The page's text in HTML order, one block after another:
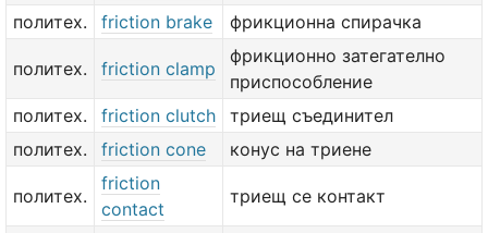
политех.
friction brake фрикционна спирачка
политех. friction clamp
фрикционно затегателно
приспособление
политех.
friction clutch
триещ съединител
политех.
friction cone конус на триене
политех.
friction
contact
триещ се контакт